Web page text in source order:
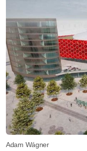
Adam Wágner